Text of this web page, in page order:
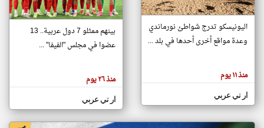
تغيير الدولة
اخبار جزر القمر على مدار الساعة
أهم اخبار جزر القمر العاجلة والمباشرة
هنا عن
وجهة
كاتبيها.
اليونيسكو تدرج شواطئ نورماندي
وعدة مواقع أخرى أحدها في بلد ...
منذ ١١ يوم
ار تي عربي
بينهم ممثلو 7 دول عربية.. 13
عضوا في مجلس "الفيفا" ...
منذ ٢٦ يوم
ار تي عربي
klyoum.com